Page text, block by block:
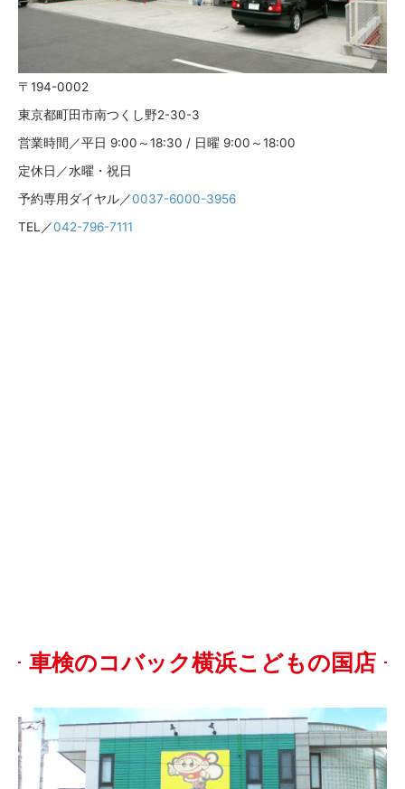
〒194-0002
東京都町田市南つくし野2-30-3
営業時間／平日 9:00～18:30 / 日曜 9:00～18:00
定休日／水曜・祝日
予約専用ダイヤル／0037-6000-3956
TEL／042-796-7111
車検のコバック横浜こどもの国店